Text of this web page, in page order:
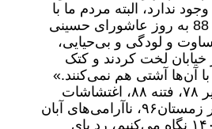
ندارد، البته مردم ما با
کسانی که در سال 88 به روز عاشورای حسینی
و لودگی و بی‌حیایی،
لخت کردند و کتک
آن‌ها آشتی هم نمی‌کنند.»
3- وقتی به وقایع تیر ۷۸، فتنه ۸۸، اغتشاشات
دراویش داعشی در زمستان۹۶، ناآرامی‌های آبان
۹۸ و اغتشاشات ۱۴۰۱ نگاه می‌کنیم، رد پای